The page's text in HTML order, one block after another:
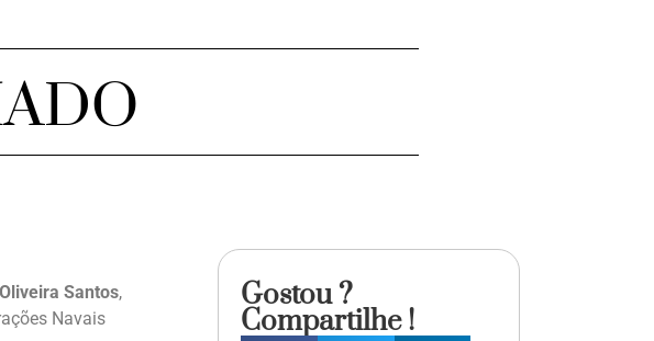
Santos,
Navais
Gostou ?
Compartilhe !